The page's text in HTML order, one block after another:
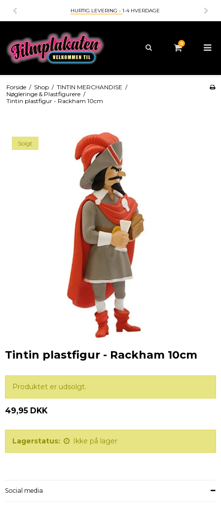
HURTIG LEVERING - 1-4 HVERDAGE
0
Forside / Shop / TINTIN MERCHANDISE /
Nøgleringe & Plastfigurere /
Tintin plastfigur - Rackham 10cm
Solgt
Tintin plastfigur - Rackham 10cm
Produktet er udsolgt.
49,95 DKK
Lagerstatus: Ikke på lager
Social media